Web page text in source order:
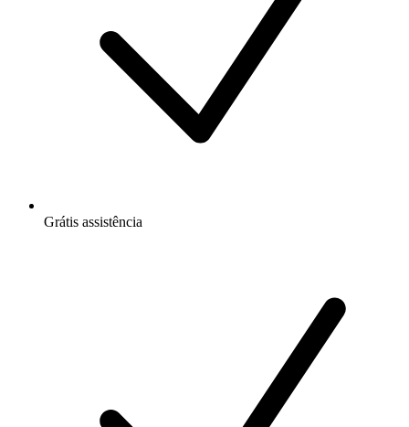
Grátis assistência